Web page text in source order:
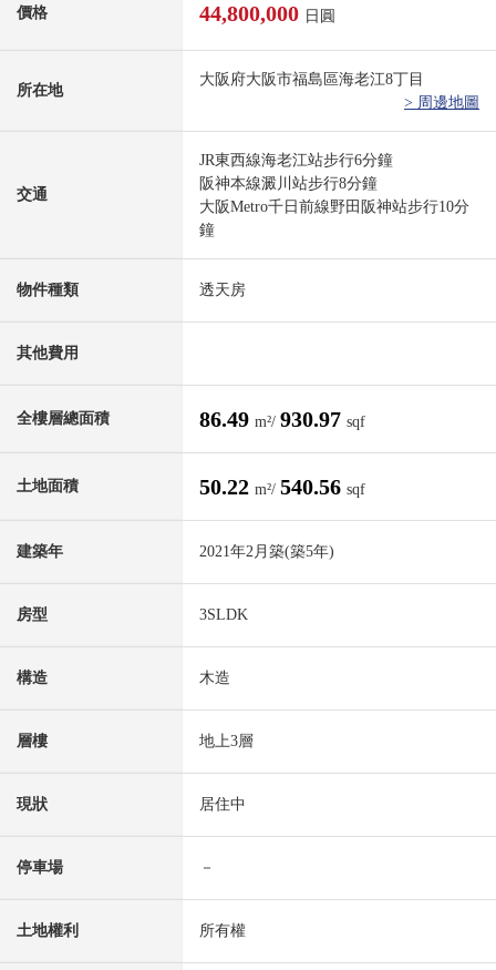
價格 44,800,000 日圓
所在地
大阪府大阪市福島區海老江8丁目
> 周邊地圖
交通
JR東西線海老江站步行6分鐘
阪神本線澱川站步行8分鐘
大阪Metro千日前線野田阪神站步行10分
鐘
物件種類 透天房
其他費用
全樓層總面積 86.49 m²/ 930.97 sqf
土地面積 50.22 m²/ 540.56 sqf
建築年 2021年2月築(築5年)
房型 3SLDK
構造 木造
層樓 地上3層
現狀 居住中
停車場 －
土地權利 所有權